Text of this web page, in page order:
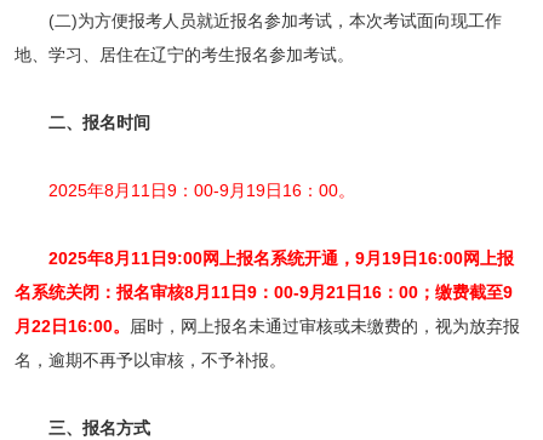
(二)为方便报考人员就近报名参加考试，本次考试面向现工作
地、学习、居住在辽宁的考生报名参加考试。
二、报名时间
2025年8月11日9：00-9月19日16：00。
2025年8月11日9:00网上报名系统开通，9月19日16:00网上报
名系统关闭：报名审核8月11日9：00-9月21日16：00；缴费截至9
月22日16:00。 届时，网上报名未通过审核或未缴费的，视为放弃报
名，逾期不再予以审核，不予补报。
三、报名方式